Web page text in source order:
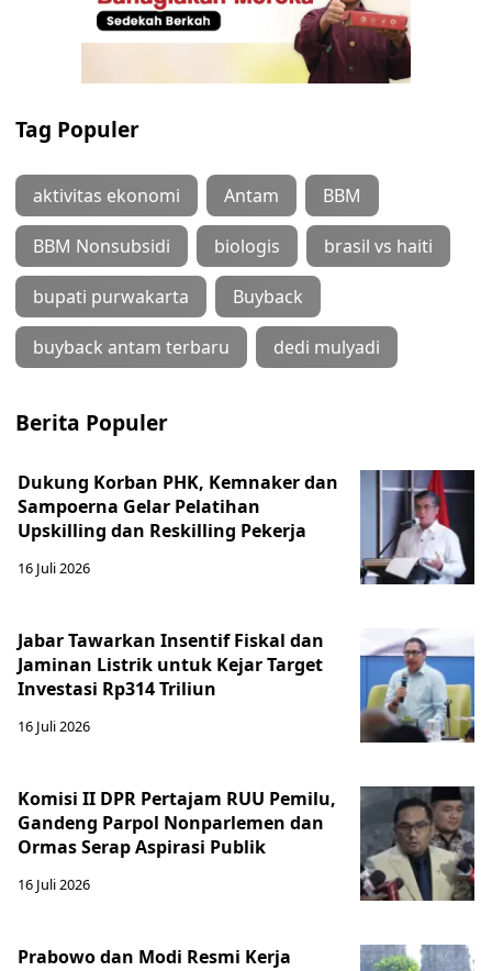
Tag Populer
aktivitas ekonomi Antam BBM
BBM Nonsubsidi biologis brasil vs haiti
bupati purwakarta Buyback
buyback antam terbaru dedi mulyadi
Berita Populer
Dukung Korban PHK, Kemnaker dan
Sampoerna Gelar Pelatihan
Upskilling dan Reskilling Pekerja
16 Juli 2026
Jabar Tawarkan Insentif Fiskal dan
Jaminan Listrik untuk Kejar Target
Investasi Rp314 Triliun
16 Juli 2026
Komisi II DPR Pertajam RUU Pemilu,
Gandeng Parpol Nonparlemen dan
Ormas Serap Aspirasi Publik
16 Juli 2026
Prabowo dan Modi Resmi Kerja